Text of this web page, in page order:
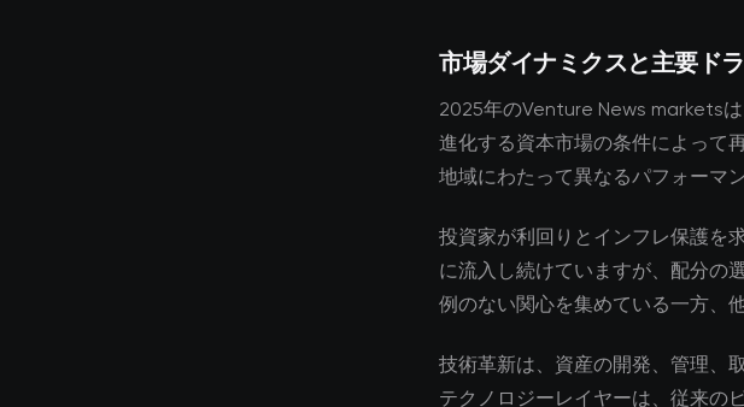
市場ダイナミクスと主要ド
2025年のVenture News markets
進化する資本市場の条件によって
地域にわたって異なるパフォーマ
投資家が利回りとインフレ保護を
に流入し続けていますが、配分の
例のない関心を集めている一方、
技術革新は、資産の開発、管理、
テクノロジーレイヤーは、従来の